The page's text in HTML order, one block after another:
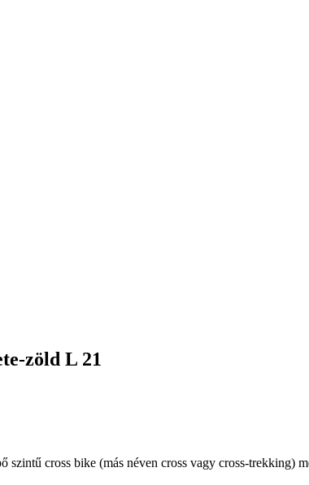
zöld L 21
cross bike (más néven cross vagy cross-